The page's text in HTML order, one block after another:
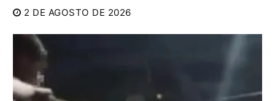
2 DE AGOSTO DE 2026